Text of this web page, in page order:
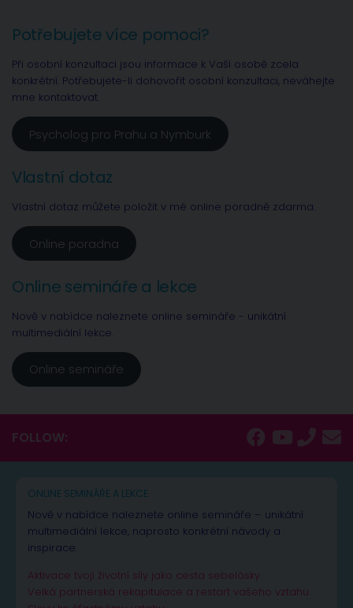
Potřebujete více pomoci?
Při osobní konzultaci jsou informace k Vaší osobě zcela
konkrétní. Potřebujete-li dohovořit osobní konzultaci, neváhejte
mne kontaktovat.
Psycholog pro Prahu a Nymburk
Vlastní dotaz
Vlastní dotaz můžete položit v mé online poradně zdarma.
Online poradna
Online semináře a lekce
Nově v nabídce naleznete online semináře - unikátní
multimediální lekce.
Online semináře
FOLLOW:
ONLINE SEMINÁŘE A LEKCE
Nově v nabídce naleznete online semináře – unikátní
multimediální lekce, naprosto konkrétní návody a
inspirace.
Aktivace tvojí životní síly jako cesta sebelásky
Velká partnerská rekapitulace a restart vašeho vztahu